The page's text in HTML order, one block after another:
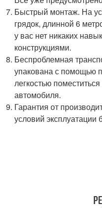
Быстрый монтаж. На
грядок, длинной 6
у вас нет никаких
конструкциями.
Беспроблемная
упакована с помощью
легкостью
автомобиля.
Гарантия от
условий эксплуатации